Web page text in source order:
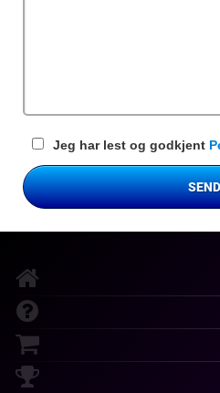
Jeg har lest og godkjent
SEND